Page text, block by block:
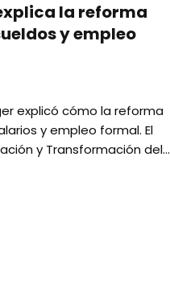
la reforma
y empleo
explicó cómo la reforma
y empleo formal. El
y Transformación del…